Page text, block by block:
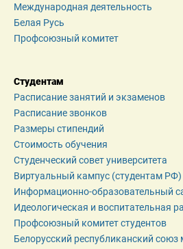
Международная деятельность
Белая Русь
Профсоюзный комитет
Студентам
Расписание занятий и экзаменов
Расписание звонков
Размеры стипендий
Стоимость обучения
Студенческий совет университета
Виртуальный кампус (студентам РФ)
Информационно-образовательный
Идеологическая и воспитательная
Профсоюзный комитет студентов
Белорусский республиканский